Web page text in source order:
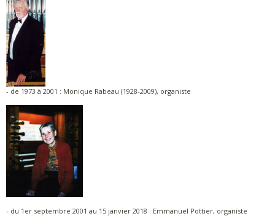
- de 1973 à 2001 : Monique Rabeau (1928-2009), organiste
- du 1er septembre 2001 au 15 janvier 2018 : Emmanuel Pottier, organiste